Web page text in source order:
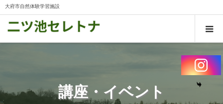
大府市自然体験学習施設
講座・イベント